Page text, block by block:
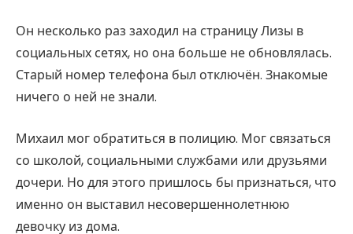
Он несколько раз заходил на страницу Лизы в
социальных сетях, но она больше не обновлялась.
Старый номер телефона был отключён. Знакомые
ничего о ней не знали.
Михаил мог обратиться в полицию. Мог связаться
со школой, социальными службами или друзьями
дочери. Но для этого пришлось бы признаться, что
именно он выставил несовершеннолетнюю
девочку из дома.